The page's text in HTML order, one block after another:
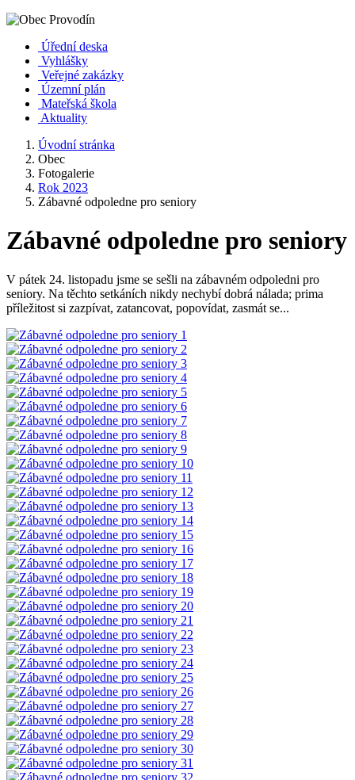
Úřední deska
Vyhlášky
Veřejné zakázky
Územní plán
Mateřská škola
Aktuality
Úvodní stránka
Obec
Fotogalerie
Rok 2023
Zábavné odpoledne pro seniory
Zábavné odpoledne pro seniory
V pátek 24. listopadu jsme se sešli na zábavném odpoledni pro
seniory. Na těchto setkáních nikdy nechybí dobrá nálada; prima
příležitost si zazpívat, zatancovat, popovídat, zasmát se...